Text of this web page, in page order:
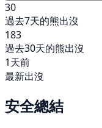
30
過去7天的熊出沒
183
過去30天的熊出沒
1天前
最新出沒
安全總結